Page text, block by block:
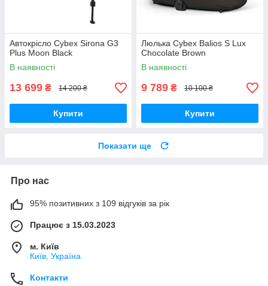
Автокрісло Cybex Sirona G3
Plus Moon Black
В наявності
13 699 ₴ 14 200 ₴
Купити
Люлька Cybex Balios S Lux
Chocolate Brown
В наявності
9 789 ₴ 10 100 ₴
Купити
Показати ще
Про нас
95% позитивних з 109 відгуків за рік
Працює з 15.03.2023
м. Київ
Київ, Україна
Контакти